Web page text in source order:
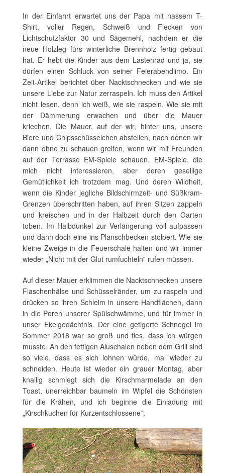
In der Einfahrt erwartet uns der Papa mit nassem T-
Shirt, voller Regen, Schweiß und Flecken von
Lichtschutzfaktor 30 und Sägemehl, nachdem er die
neue Holzleg fürs winterliche Brennholz fertig gebaut
hat. Er hebt die Kinder aus dem Lastenrad und ja, sie
dürfen einen Schluck von seiner Feierabendlimo. Ein
Zeit-Artikel berichtet über Nacktschnecken und wie sie
unsere Liebe zur Natur zerraspeln. Ich muss den Artikel
nicht lesen, denn ich weiß, wie sie raspeln. Wie sie mit
der Dämmerung erwachen und über die Mauer
kriechen. Die Mauer, auf der wir, hinter uns, unsere
Biere und Chipsschüsselchen abstellen, nach denen wir
dann ohne zu schauen greifen, wenn wir mit Freunden
auf der Terrasse EM-Spiele schauen. EM-Spiele, die
mich nicht interessieren, aber deren gesellige
Gemütlichkeit ich trotzdem mag. Und deren Wildheit,
wenn die Kinder jegliche Bildschirmzeit- und Süßkram-
Grenzen überschritten haben, auf ihren Sitzen zappeln
und kreischen und in der Halbzeit durch den Garten
toben. Im Halbdunkel zur Verlängerung voll aufpassen
und dann doch eine ins Planschbecken stolpert. Wie sie
kleine Zweige in die Feuerschale halten und wir immer
wieder „Nicht mit der Glut rumfuchteln‟ rufen müssen.
Auf dieser Mauer erklimmen die Nacktschnecken unsere
Flaschenhälse und Schüsselränder, um zu raspeln und
drücken so ihren Schleim in unsere Handflächen, dann
in die Poren unserer Spülschwämme, und für immer in
unser Ekelgedächtnis. Der eine getigerte Schnegel im
Sommer 2018 war so groß und fies, dass ich würgen
musste. An den fettigen Aluschalen neben dem Grill sind
so viele, dass es sich lohnen würde, mal wieder zu
schneiden. Heute ist wieder ein grauer Montag, aber
knallig schmiegt sich die Kirschmarmelade an den
Toast, unerreichbar baumeln im Wipfel die Schönsten
für die Krähen, und ich beginne die Einladung mit
„Kirschkuchen für Kurzentschlossene‟.